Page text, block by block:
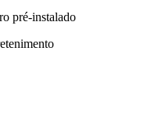
pré-instalado